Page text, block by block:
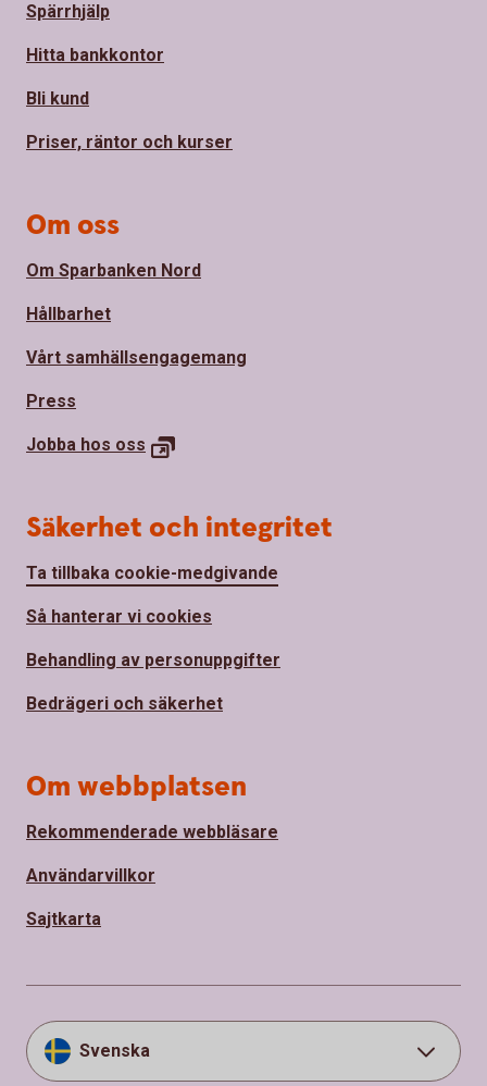
Spärrhjälp
Hitta bankkontor
Bli kund
Priser, räntor och kurser
Om oss
Om Sparbanken Nord
Hållbarhet
Vårt samhällsengagemang
Press
Jobba hos oss
Säkerhet och integritet
Ta tillbaka cookie-medgivande
Så hanterar vi cookies
Behandling av personuppgifter
Bedrägeri och säkerhet
Om webbplatsen
Rekommenderade webbläsare
Användarvillkor
Sajtkarta
Svenska